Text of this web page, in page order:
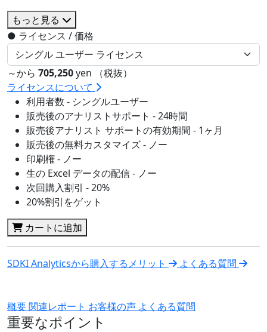
もっと見る
● ライセンス / 価格
～から 705,250yen （税抜）
ライセンスについて
利用者数 - シングルユーザー
販売後のアナリストサポート - 24時間
販売後アナリスト サポートの有効期間 - 1ヶ月
販売後の無料カスタマイズ - ノー
印刷権 - ノー
生の Excel データの配信 - ノー
次回購入割引 - 20%
20%割引をゲット
カートに追加
SDKI Analyticsから購入するメリット よくある質問
概要関連レポート お客様の声 よくある質問
重要なポイント